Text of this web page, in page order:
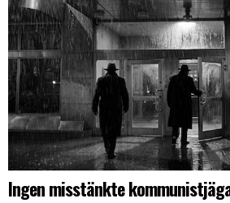
Ingen misstänkte